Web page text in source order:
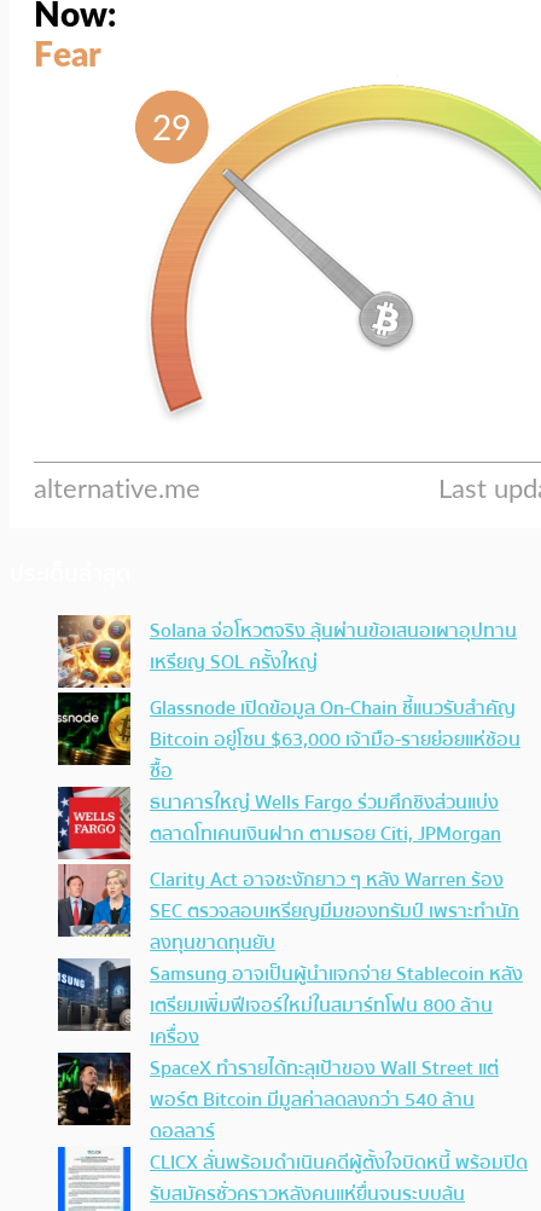
Solana จ่อโหวตจริง ลุ้นผ่านข้อเสนอเผาอุปทาน
เหรียญ SOL ครั้งใหญ่
Glassnode เปิดข้อมูล On-Chain ชี้แนวรับสำคัญ
Bitcoin อยู่โซน $63,000 เจ้ามือ-รายย่อยแห่ช้อน
ซื้อ
ธนาคารใหญ่ Wells Fargo ร่วมศึกชิงส่วนแบ่ง
ตลาดโทเคนเงินฝาก ตามรอย Citi, JPMorgan
Clarity Act อาจชะงักยาว ๆ หลัง Warren ร้อง
SEC ตรวจสอบเหรียญมีมของทรัมป์ เพราะทำนัก
ลงทุนขาดทุนยับ
Samsung อาจเป็นผู้นำแจกจ่าย Stablecoin หลัง
เตรียมเพิ่มฟีเจอร์ใหม่ในสมาร์ทโฟน 800 ล้าน
เครื่อง
SpaceX ทำรายได้ทะลุเป้าของ Wall Street แต่
พอร์ต Bitcoin มีมูลค่าลดลงกว่า 540 ล้าน
ดอลลาร์
CLICX ลั่นพร้อมดำเนินคดีผู้ตั้งใจบิดหนี้ พร้อมปิด
รับสมัครชั่วคราวหลังคนแห่ยื่นจนระบบล้น